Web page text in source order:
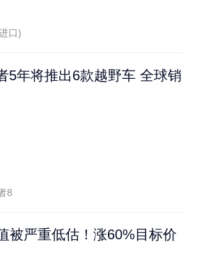
口)
5年将推出6款越野车 全球销
8
被严重低估！涨60%目标价